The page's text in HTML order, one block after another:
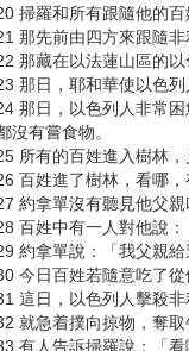
掃羅和所有跟隨他的
那先前由四方來跟隨
那藏在以法蓮山區的
那日，耶和華使以色列
那日，以色列人非常
沒有嘗食物。
所有的百姓進入樹林，
百姓進了樹林，看哪
約拿單沒有聽見他父
百姓中有一人對他說
約拿單說：「我父親
今日百姓若隨意吃了
這日，以色列人擊殺
就急着撲向掠物，奪取
有人告訴掃羅說：「